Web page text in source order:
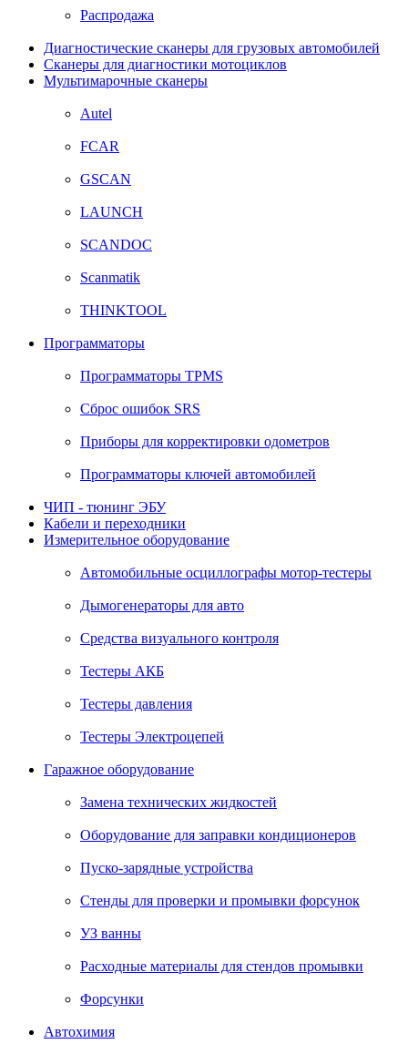
Распродажа
Диагностические сканеры для грузовых автомобилей
Сканеры для диагностики мотоциклов
Мультимарочные сканеры
Autel
FCAR
GSCAN
LAUNCH
SCANDOC
Scanmatik
THINKTOOL
Программаторы
Программаторы TPMS
Сброс ошибок SRS
Приборы для корректировки одометров
Программаторы ключей автомобилей
ЧИП - тюнинг ЭБУ
Кабели и переходники
Измерительное оборудование
Автомобильные осциллографы мотор-тестеры
Дымогенераторы для авто
Средства визуального контроля
Тестеры АКБ
Тестеры давления
Тестеры Электроцепей
Гаражное оборудование
Замена технических жидкостей
Оборудование для заправки кондиционеров
Пуско-зарядные устройства
Стенды для проверки и промывки форсунок
УЗ ванны
Расходные материалы для стендов промывки
Форсунки
Автохимия